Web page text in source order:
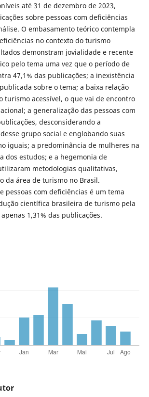
até 31 de dezembro de 2023,
sobre pessoas com deficiências
O embasamento teórico contempla
no contexto do turismo
demonstram jovialidade e recente
pelo tema uma vez que o período de
47,1% das publicações; a inexistência
sobre o tema; a baixa relação
turismo acessível, o que vai de encontro
a generalização das pessoas com
desconsiderando a
grupo social e englobando suas
iguais; a predominância de mulheres na
dos estudos; e a hegemonia de
metodologias qualitativas,
da área de turismo no Brasil.
pessoas com deficiências é um tema
científica brasileira de turismo pela
1,31% das publicações.